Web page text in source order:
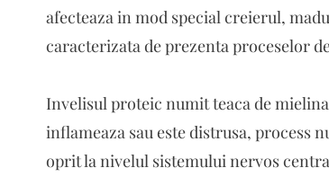
afecteaza in mod special creierul,
caracterizata de prezenta proceselor
Invelisul proteic numit teaca de
inflameaza sau este distrusa,
oprit la nivelul sistemului nervos